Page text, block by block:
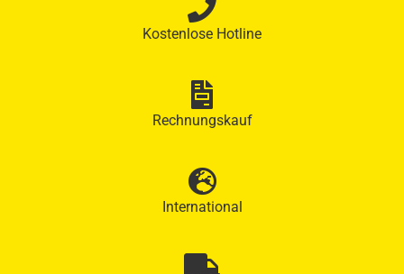
Kostenlose Hotline
Rechnungskauf
International